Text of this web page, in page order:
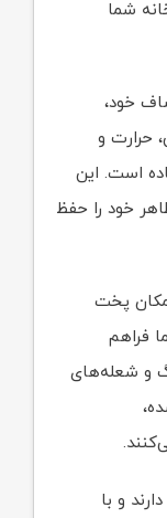
شما
خود،
حرارت و
است. این
خود را حفظ
پخت
فراهم
و شعله‌های
و با